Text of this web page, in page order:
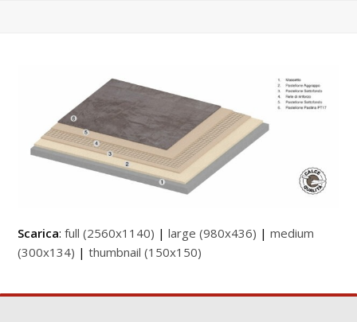
Scarica:full (2560x1140) |large (980x436) |medium
(300x134) |thumbnail (150x150)